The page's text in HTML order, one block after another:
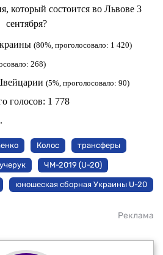
который состоится во Львове 3
сентября?
(80%, проголосовало: 1 420)
268)
(5%, проголосовало: 90)
голосов: 1 778
Колос трансферы
ЧМ-2019 (U-20)
юношеская сборная Украины U-20
Реклама